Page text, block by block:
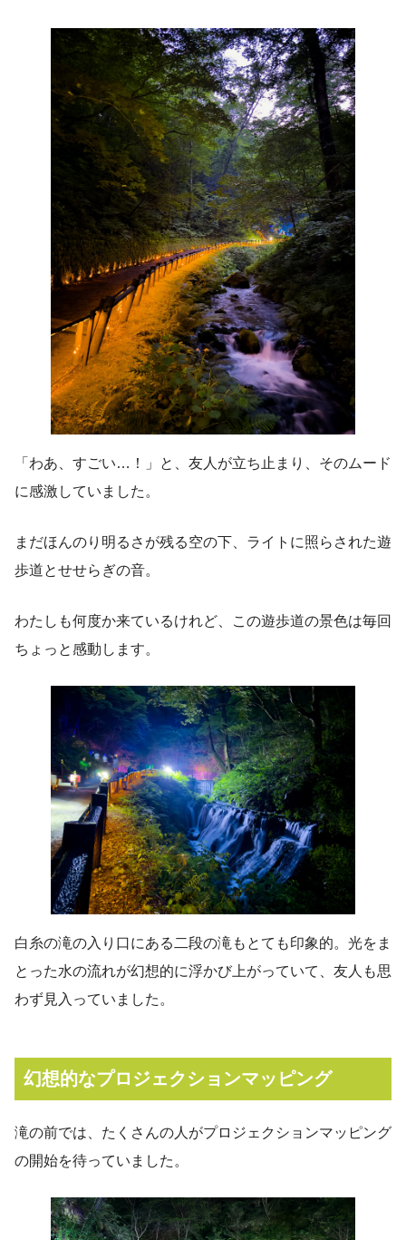
「わあ、すごい…！」と、友人が立ち止まり、そのムード
に感激していました。
まだほんのり明るさが残る空の下、ライトに照らされた遊
歩道とせせらぎの音。
わたしも何度か来ているけれど、この遊歩道の景色は毎回
ちょっと感動します。
白糸の滝の入り口にある二段の滝もとても印象的。光をま
とった水の流れが幻想的に浮かび上がっていて、友人も思
わず見入っていました。
幻想的なプロジェクションマッピング
滝の前では、たくさんの人がプロジェクションマッピング
の開始を待っていました。